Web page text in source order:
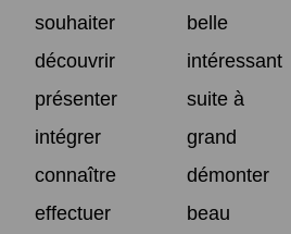
souhaiter
belle
découvrir
intéressant
présenter
suite à
intégrer
grand
connaître
démonter
effectuer
beau